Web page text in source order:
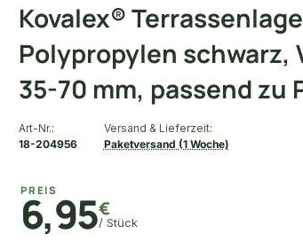
Kovalex®
Polypropylen schwarz,
35-70 mm, passend zu
Art-Nr.:
18-204956
Versand & Lieferzeit:
Paketversand (1 Woche)
PREIS
6,95€
/ Stück